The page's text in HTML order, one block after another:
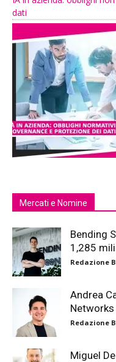
dati
Mercati e Nomine
Bending
1,285
Redazione
Andrea
Networks
Redazione
Miguel